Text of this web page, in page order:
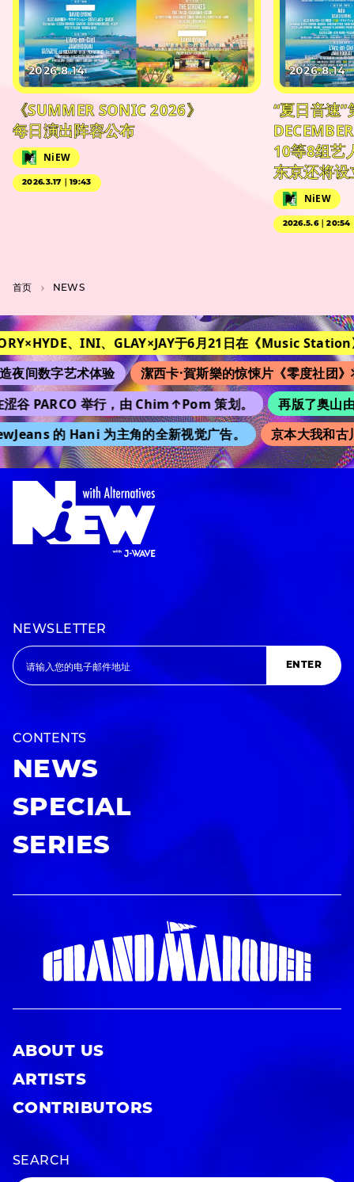
2026.8.14
《SUMMER SONIC 2026》
每日演出阵容公布
NiEW
2026.3.17｜19:43
2026.8.14
“夏日音速
DECEMBER
10等8组艺
东京还将
NiEW
2026.5.6｜20:54
首页 NEWS
、INI、GLAY×JAY于6月21日在《Music Station》
间数字艺术体验
潔西卡·賀斯樂的惊悚片《零度社团》
PARCO 举行，由 Chim↑Pom 策划。
再版了奥山
的 Hani 为主角的全新视觉广告。
京本大我和古
NEWSLETTER
ENTER
CONTENTS
NEWS
SPECIAL
SERIES
ABOUT US
ARTISTS
CONTRIBUTORS
SEARCH